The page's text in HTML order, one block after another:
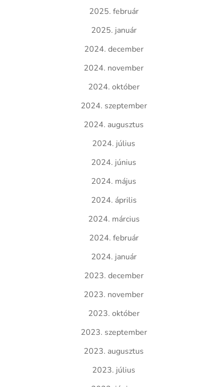
2025. február
2025. január
2024. december
2024. november
2024. október
2024. szeptember
2024. augusztus
2024. július
2024. június
2024. május
2024. április
2024. március
2024. február
2024. január
2023. december
2023. november
2023. október
2023. szeptember
2023. augusztus
2023. július